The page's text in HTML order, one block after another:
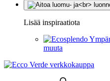
Lisää inspiraatiota
muuta